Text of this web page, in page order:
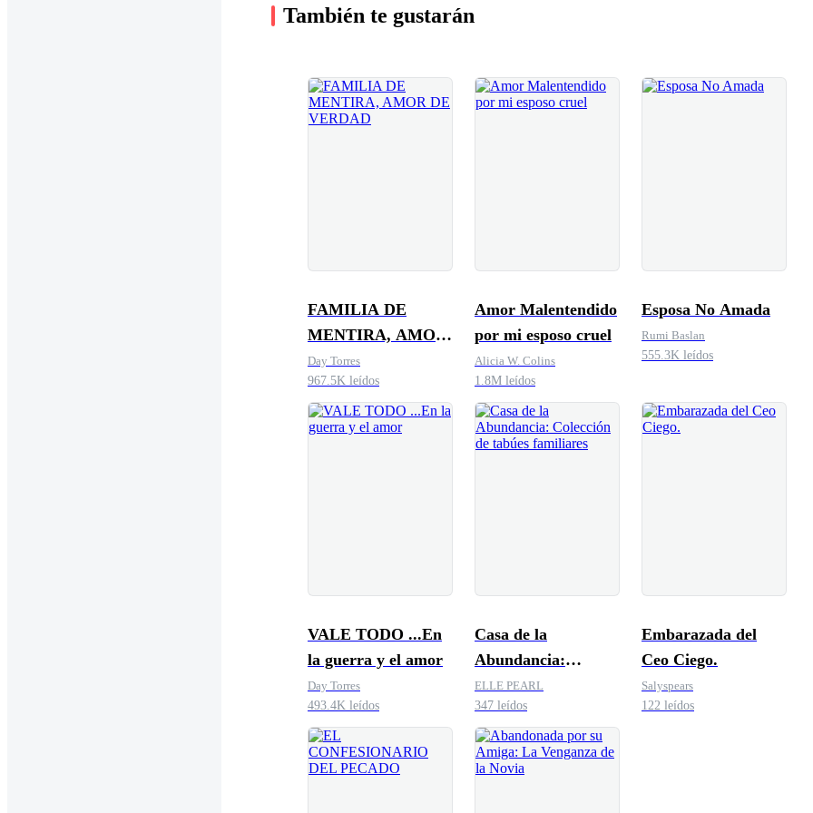
También te gustarán
FAMILIA DE
MENTIRA, AMOR
DE VERDAD
Day Torres
967.5K leídos
Amor Malentendido
por mi esposo cruel
Alicia W. Colins
1.8M leídos
Esposa No Amada
Rumi Baslan
555.3K leídos
VALE TODO ...En
la guerra y el amor
Day Torres
493.4K leídos
Casa de la
Abundancia:
Colección de tabúes
familiares
ELLE PEARL
347 leídos
Embarazada del
Ceo Ciego.
Salyspears
122 leídos